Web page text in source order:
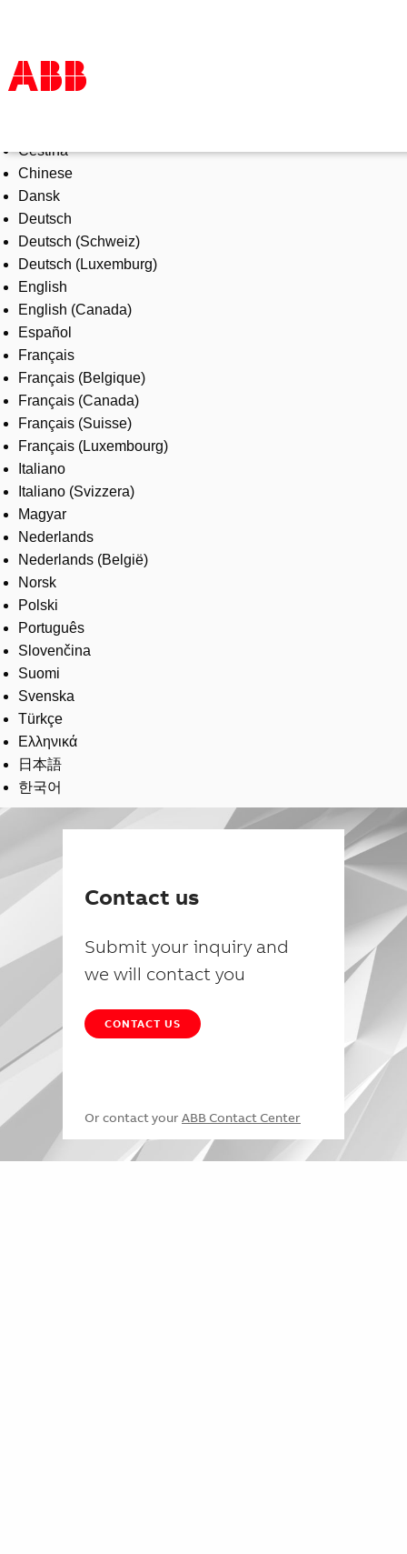
Products & Solutions
Industries
Services
About us
Where to buy
Contact us
Careers
Čeština
Chinese
Dansk
Deutsch
Deutsch (Schweiz)
Deutsch (Luxemburg)
English
English (Canada)
Español
Français
Français (Belgique)
Français (Canada)
Français (Suisse)
Français (Luxembourg)
Italiano
Italiano (Svizzera)
Magyar
Nederlands
Nederlands (België)
Norsk
Polski
Português
Slovenčina
Suomi
Svenska
Türkçe
Ελληνικά
日本語
한국어
Contact us
Submit your inquiry and
we will contact you
CONTACT US
Or contact your ABB Contact Center